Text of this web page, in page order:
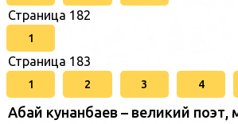
Страница 182
1
Страница 183
1 2 3 4
Абай кунанбаев – великий поэт,